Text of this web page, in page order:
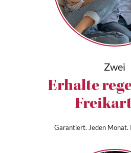
Zwei
Erhalte
Garantiert. Jeden Monat.